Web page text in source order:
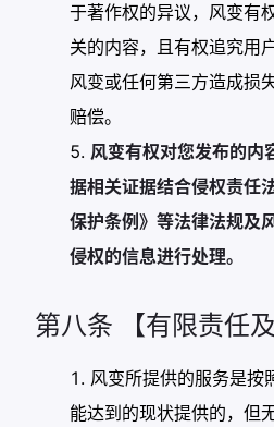
于著作权的异议，风变有
关的内容，且有权追究用
风变或任何第三方造成损
赔偿。
风变有权对您发布的内
据相关证据结合侵权责任
保护条例》等法律法规及
侵权的信息进行处理。
第八条 【有限责任
风变所提供的服务是按
能达到的现状提供的，但